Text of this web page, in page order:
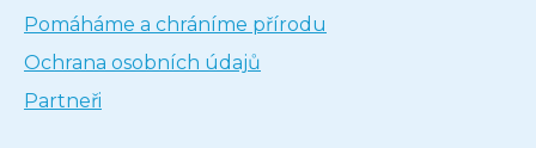
Pomáháme a chráníme přírodu
Ochrana osobních údajů
Partneři